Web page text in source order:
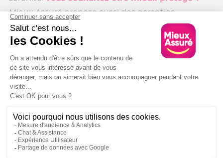
Mieux Assuré propose aussi des garanties
optionnelles.
Demandez votre devis d’assurance pour
votre Citroën AMI gratuitement
Avec Mieux Assuré, vous pouvez bénéficier d’une
attractif. En privilégiant Mieux Assuré, un client
bénéficie d’une attention particulière. Nos
conseillères et conseillers vous accompagnent au